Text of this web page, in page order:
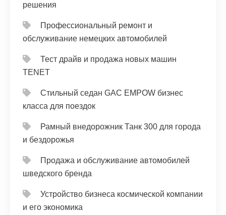
решения
Профессиональный ремонт и
обслуживание немецких автомобилей
Тест драйв и продажа новых машин
TENET
Стильный седан GAC EMPOW бизнес
класса для поездок
Рамный внедорожник Танк 300 для города
и бездорожья
Продажа и обслуживание автомобилей
шведского бренда
Устройство бизнеса космической компании
и его экономика